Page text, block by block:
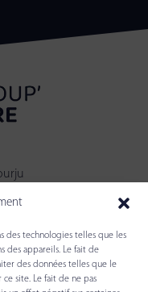
des technologies telles que les
des appareils. Le fait de
des données telles que le
site. Le fait de ne pas